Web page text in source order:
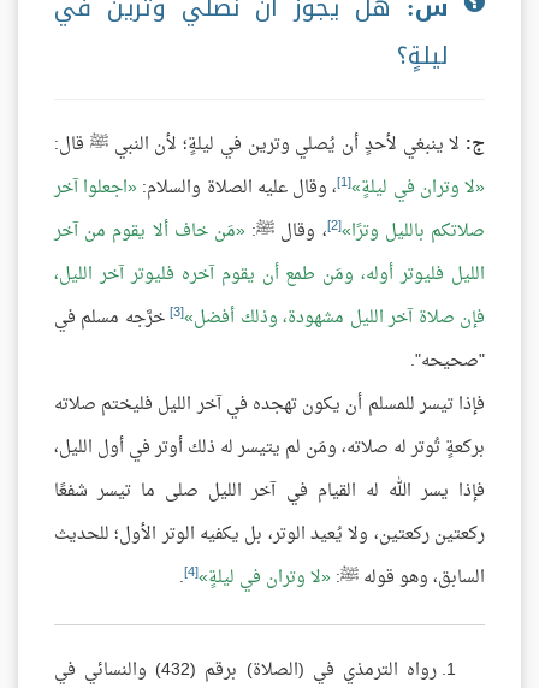
ليلةٍ؟
ج: لا ينبغي لأحدٍ أن يُصلي وترين في ليلةٍ؛ لأن النبي ﷺ قال:
لا وتران في ليلةٍ [1] ، وقال عليه الصلاة والسلام: اجعلوا آخر
صلاتكم بالليل وترًا [2] ، وقال ﷺ: مَن خاف ألا يقوم من آخر
الليل فليوتر أوله، ومَن طمع أن يقوم آخره فليوتر آخر الليل،
فإن صلاة آخر الليل مشهودة، وذلك أفضل [3] خرَّجه مسلم في
"صحيحه".
فإذا تيسر للمسلم أن يكون تهجده في آخر الليل فليختم صلاته
بركعةٍ تُوتر له صلاته، ومَن لم يتيسر له ذلك أوتر في أول الليل،
فإذا يسر الله له القيام في آخر الليل صلى ما تيسر شفعًا
ركعتين ركعتين، ولا يُعيد الوتر، بل يكفيه الوتر الأول؛ للحديث
السابق، وهو قوله ﷺ: لا وتران في ليلةٍ [4]
.
رواه الترمذي في (الصلاة) برقم (432) والنسائي في